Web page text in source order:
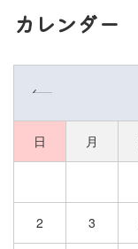
カレンダー
«
日 月
2 3